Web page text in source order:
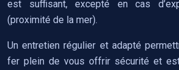
est suffisant, excepté en cas
(proximité de la mer).
Un entretien régulier et adapté
fer plein de vous offrir sécurité et